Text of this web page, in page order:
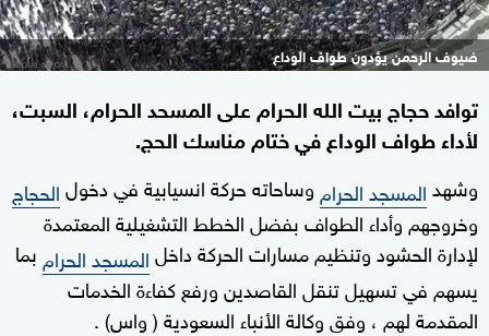
ضيوف الرحمن يؤدون طواف الوداع
توافد حجاج بيت الله الحرام على المسحد الحرام، السبت،
لأداء طواف الوداع في ختام مناسك الحج.
وشهدالمسجد الحراموساحاته حركة انسيابية في دخولالحجاج
وخروجهم وأداء الطواف بفضل الخطط التشغيلية المعتمدة
لإدارة الحشود وتنظيم مسارات الحركة داخلالمسجد الحرام بما
يسهم في تسهيل تنقل القاصدين ورفع كفاءة الخدمات
المقدمة لهم ، وفق وكالة الأنباء السعودية ( واس) .